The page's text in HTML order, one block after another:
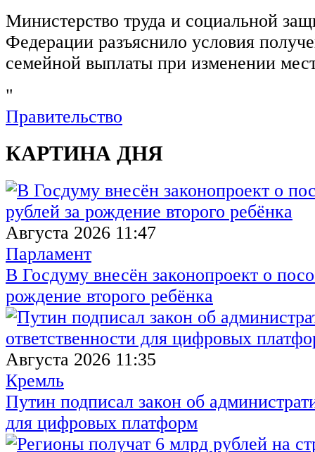
Министерство труда и социальной
Федерации разъяснило условия
семейной выплаты при изменении
"
Правительство
КАРТИНА ДНЯ
Августа 2026 11:47
Парламент
В Госдуму внесён законопроект о
рождение второго ребёнка
Августа 2026 11:35
Кремль
Путин подписал закон об
для цифровых платформ